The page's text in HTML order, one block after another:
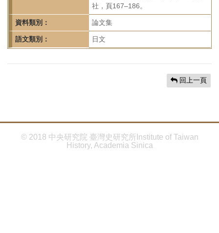
首
頁
社，頁167–186。
資料類別： 論文集
語文類別： 日文
回上一頁
© 2018 中央研究院 臺灣史研究所Institute of Taiwan
History, Academia Sinica